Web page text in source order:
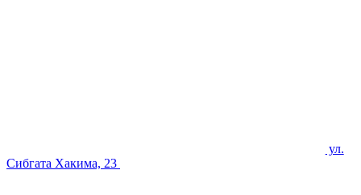
ул.
Сибгата Хакима, 23